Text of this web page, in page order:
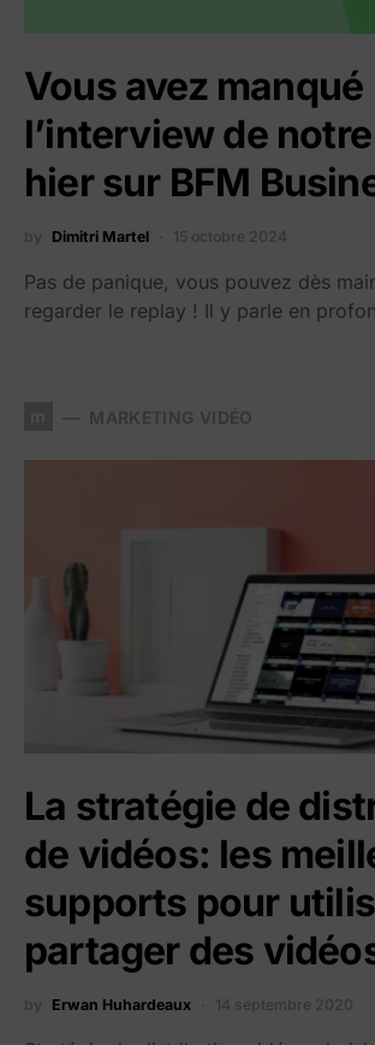
Vous avez manqué
l’interview de notre
hier sur BFM
by Dimitri Martel 15 octobre 2024
Pas de panique, vous pouvez dès
regarder le replay ! Il y parle en
MARKETING VIDÉO
La stratégie de
de vidéos: les
supports pour
partager des
by Erwan Huhardeaux 14 septembre 2020